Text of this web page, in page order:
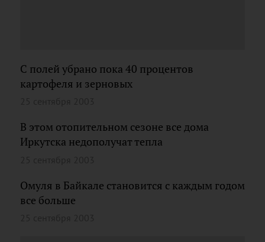
С полей убрано пока 40 процентов
картофеля и зерновых
В этом отопительном сезоне все дома
Иркутска недополучат тепла
Омуля в Байкале становится с каждым годом
все больше